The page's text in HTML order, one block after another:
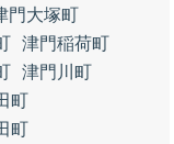
門大塚町
津門稲荷町
津門川町
町
町